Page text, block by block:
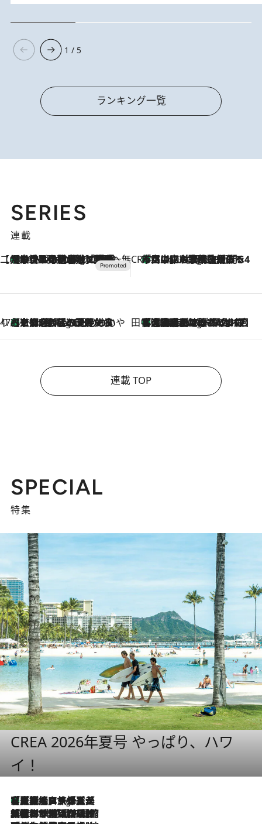
1 / 5
ランキング一覧
SERIES
連載
【CREA×星野リゾート】唯一無二。癒しと発見が待つ場所へ
16 Minutes Ago
【トンボの足水浴】ヒノキの香りに包まれて涼感マックス！約13℃の湧水かけ流しを避暑地「星野温泉 トンボの湯」で体験 CREA'S CHOICE
2 Hours Ago
「立川にも歌舞伎があるんだよ」 片岡仁左衛門・市川中車ら豪華座組みで4年目の立川立飛歌舞伎へ
47都道府県の手みやげ ひんやりスイーツで夏を満喫
2 Hours Ago
【京都府】この夏絶対食べたい 冷やしておいしいおやつ3選 ひと口目から心を掴む新緑のテリーヌ 田中稲の勝手に再ブーム
7 Hours Ago
「湘南乃風に憧れて」観客大盛上がりの“タオル回し”に、ラッパー顔負けの高速歌唱まで…さだまさし（74）のアグレッシブすぎる現在地
連載 TOP
SPECIAL
特集
CREA 2026年夏号 やっぱり、ハワ
イ！
2 Hours Ago
【厳選旅コスメ】「多機能アイテムがメイン！」旅好き美容エディターが選んだ夏旅ベストコスメを発表【Mサイズジップ】
2026.8.6
「荷物が増えるほど旅ストレスは増す」美容ジャーナリストがたどり着いた最終結論。“化粧品を劇的に減らす”感動の凝縮美容とは